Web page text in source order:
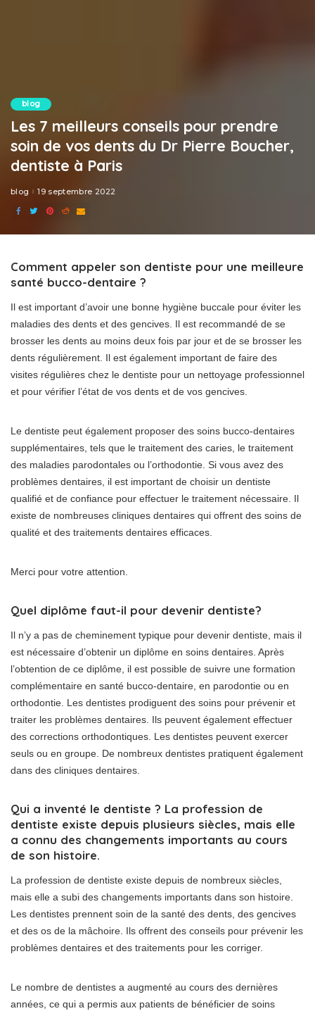
blog
Les 7 meilleurs conseils pour prendre
soin de vos dents du Dr Pierre Boucher,
dentiste à Paris
blog 19 septembre 2022
Comment appeler son dentiste pour une meilleure
santé bucco-dentaire ?
Il est important d’avoir une bonne hygiène buccale pour éviter les
maladies des dents et des gencives. Il est recommandé de se
brosser les dents au moins deux fois par jour et de se brosser les
dents régulièrement. Il est également important de faire des
visites régulières chez le dentiste pour un nettoyage professionnel
et pour vérifier l’état de vos dents et de vos gencives.
Le dentiste peut également proposer des soins bucco-dentaires
supplémentaires, tels que le traitement des caries, le traitement
des maladies parodontales ou l’orthodontie. Si vous avez des
problèmes dentaires, il est important de choisir un dentiste
qualifié et de confiance pour effectuer le traitement nécessaire. Il
existe de nombreuses cliniques dentaires qui offrent des soins de
qualité et des traitements dentaires efficaces.
Merci pour votre attention.
Quel diplôme faut-il pour devenir dentiste?
Il n’y a pas de cheminement typique pour devenir dentiste, mais il
est nécessaire d’obtenir un diplôme en soins dentaires. Après
l’obtention de ce diplôme, il est possible de suivre une formation
complémentaire en santé bucco-dentaire, en parodontie ou en
orthodontie. Les dentistes prodiguent des soins pour prévenir et
traiter les problèmes dentaires. Ils peuvent également effectuer
des corrections orthodontiques. Les dentistes peuvent exercer
seuls ou en groupe. De nombreux dentistes pratiquent également
dans des cliniques dentaires.
Qui a inventé le dentiste ? La profession de
dentiste existe depuis plusieurs siècles, mais elle
a connu des changements importants au cours
de son histoire.
La profession de dentiste existe depuis de nombreux siècles,
mais elle a subi des changements importants dans son histoire.
Les dentistes prennent soin de la santé des dents, des gencives
et des os de la mâchoire. Ils offrent des conseils pour prévenir les
problèmes dentaires et des traitements pour les corriger.
Le nombre de dentistes a augmenté au cours des dernières
années, ce qui a permis aux patients de bénéficier de soins